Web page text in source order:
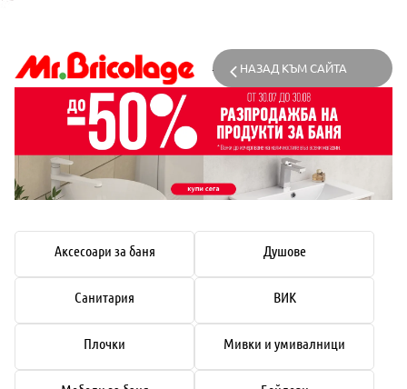
НАЗАД КЪМ САЙТА
Аксесоари за баня Душове
Санитария ВИК
Плочки Мивки и умивалници